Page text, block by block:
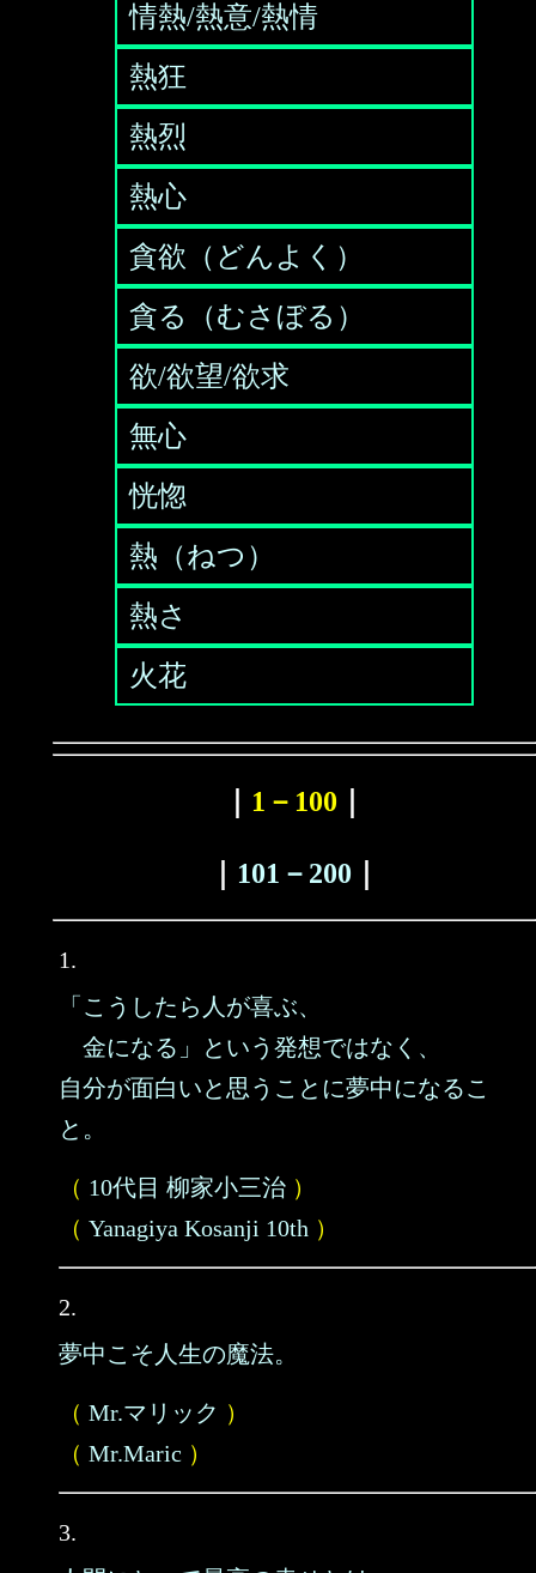
情熱/熱意/熱情
熱狂
熱烈
熱心
貪欲（どんよく）
貪る（むさぼる）
欲/欲望/欲求
無心
恍惚
熱（ねつ）
熱さ
火花
1－100
101－200
1.
「こうしたら人が喜ぶ、
金になる」という発想ではなく、
自分が面白いと思うことに夢中になるこ
と。
（ 10代目 柳家小三治 ）
（ Yanagiya Kosanji 10th ）
2.
夢中こそ人生の魔法。
（ Mr.マリック ）
（ Mr.Maric ）
3.